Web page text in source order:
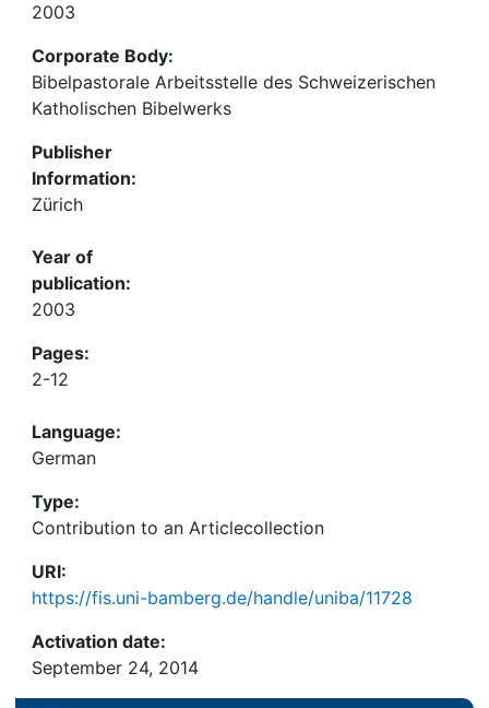
2003
Corporate Body:
Bibelpastorale Arbeitsstelle des Schweizerischen
Katholischen Bibelwerks
Publisher
Information:
Zürich
Year of
publication:
2003
Pages:
2-12
Language:
German
Type:
Contribution to an Articlecollection
URI:
https://fis.uni-bamberg.de/handle/uniba/11728
Activation date:
September 24, 2014